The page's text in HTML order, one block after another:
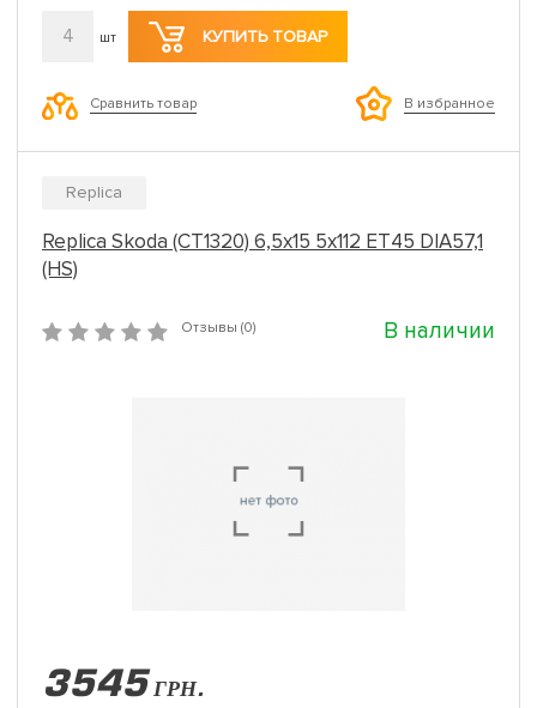
4 шт КУПИТЬ ТОВАР
Сравнить товар В избранное
Replica
Replica Skoda (CT1320) 6,5x15 5x112 ET45 DIA57,1
(HS)
Отзывы (0) В наличии
3545 ГРН.